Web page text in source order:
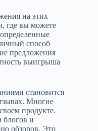
на этих
где вы можете
способ
предложения
выигрыша
становится
Многие
продукте.
блогов и
обзоров. Это